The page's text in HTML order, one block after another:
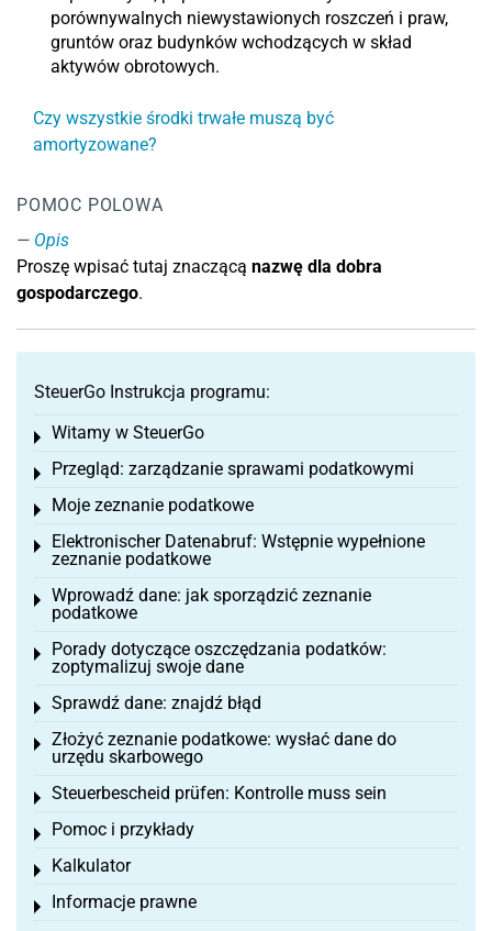
porównywalnych niewystawionych roszczeń i praw,
gruntów oraz budynków wchodzących w skład
aktywów obrotowych.
Czy wszystkie środki trwałe muszą być
amortyzowane?
POMOC POLOWA
Opis
Proszę wpisać tutaj znaczącą nazwę dla dobra
gospodarczego.
SteuerGo Instrukcja programu:
Witamy w SteuerGo
Toggle menu
Przegląd: zarządzanie sprawami podatkowymi
Toggle menu
Moje zeznanie podatkowe
Toggle menu
Elektronischer Datenabruf: Wstępnie wypełnione
zeznanie podatkowe
Toggle menu
Wprowadź dane: jak sporządzić zeznanie
podatkowe
Toggle menu
Porady dotyczące oszczędzania podatków:
zoptymalizuj swoje dane
Toggle menu
Sprawdź dane: znajdź błąd
Toggle menu
Złożyć zeznanie podatkowe: wysłać dane do
urzędu skarbowego
Toggle menu
Steuerbescheid prüfen: Kontrolle muss sein
Toggle menu
Pomoc i przykłady
Toggle menu
Kalkulator
Toggle menu
Informacje prawne
Toggle menu